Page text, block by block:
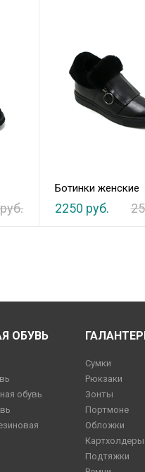
Ботинки женские
2250 руб.
ОБУВЬ
обувь
Сумки
Рюкзаки
Зонты
Портмоне
Обложки
Картхолдеры
Подтяжки